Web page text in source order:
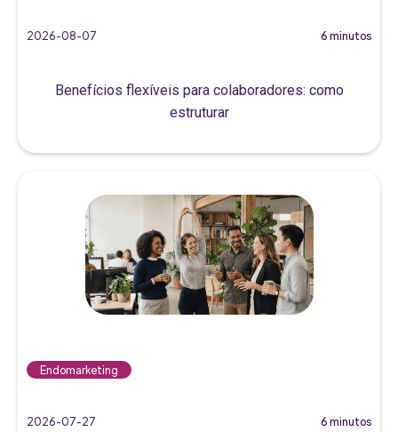
2026-08-07 6 minutos
Benefícios flexíveis para colaboradores: como
estruturar
Endomarketing
2026-07-27 6 minutos